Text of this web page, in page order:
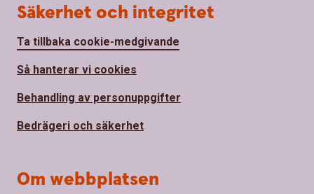
Säkerhet och integritet
Ta tillbaka cookie-medgivande
Så hanterar vi cookies
Behandling av personuppgifter
Bedrägeri och säkerhet
Om webbplatsen